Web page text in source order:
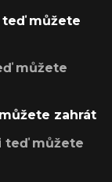
teď můžete
můžete
zahrát
teď můžete